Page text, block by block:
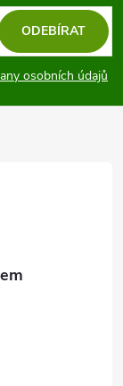
osobních údajů
ODEBÍRAT